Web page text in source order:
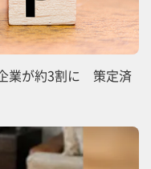
業が約3割に 策定済